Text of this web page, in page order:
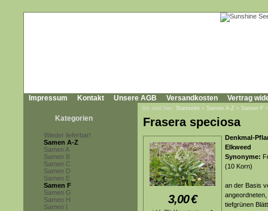
Impressum Kontakt Unsere AGB Versandkosten Vertrag
Kategorien
Wieder lieferbar!
Samen A-Z
Samen A
Samen B
Samen C
Samen D
Samen E
Samen F
Samen G
Samen H
Samen I
Sie sind hier: Startseite » Samen A-Z » Samen F
Frasera speciosa
3,00€
Denkmal-
Elkweed
Synonyme:
(10 Korn)
an der Basis
tiefgrünen